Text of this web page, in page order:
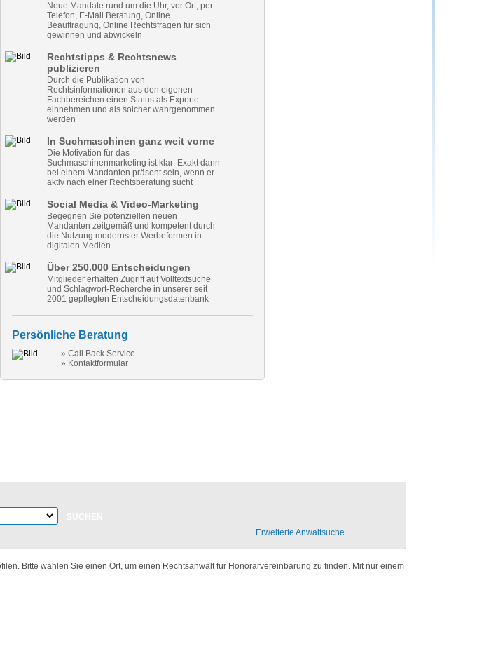
Neue Mandate rund um die Uhr, vor Ort, per
Telefon, E-Mail Beratung, Online
Beauftragung, Online Rechtsfragen für sich
gewinnen und abwickeln
Rechtstipps & Rechtsnews
publizieren
Durch die Publikation von
Rechtsinformationen aus den eigenen
Fachbereichen einen Status als Experte
einnehmen und als solcher wahrgenommen
werden
In Suchmaschinen ganz weit vorne
Die Motivation für das
Suchmaschinenmarketing ist klar: Exakt dann
bei einem Mandanten präsent sein, wenn er
aktiv nach einer Rechtsberatung sucht
Social Media & Video-Marketing
Begegnen Sie potenziellen neuen
Mandanten zeitgemäß und kompetent durch
die Nutzung modernster Werbeformen in
digitalen Medien
Über 250.000 Entscheidungen
Mitglieder erhalten Zugriff auf Volltextsuche
und Schlagwort-Recherche in unserer seit
2001 gepflegten Entscheidungsdatenbank
Persönliche Beratung
» Call Back Service
» Kontaktformular
Erweiterte Anwaltsuche
Bitte wählen Sie einen Ort, um einen Rechtsanwalt für Honorarvereinbarung zu finden. Mit nur einem